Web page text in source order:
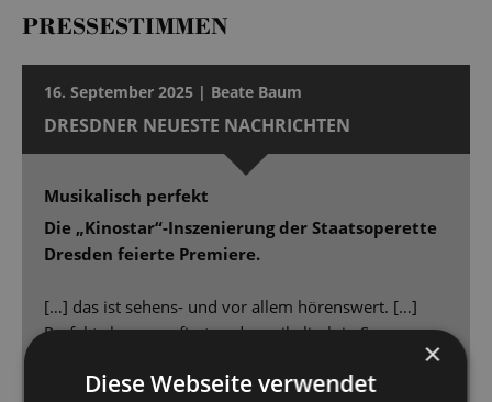
PRESSESTIMMEN
16. September 2025 | Beate Baum
DRESDNER NEUESTE NACHRICHTEN
Musikalisch perfekt
Die „Kinostar“-Inszenierung der Staatsoperette
Dresden feierte Premiere.
[…] das ist sehens- und vor allem hörenswert. […]
Perfekt choreografiert und musikalisch in Szene
gesetzt, kann man sich mit „Kinostar“ [...] 90 Minuten
lang unterhalten lassen. […] Dimitra Kalaitzi macht
×
Diese Webseite verwendet